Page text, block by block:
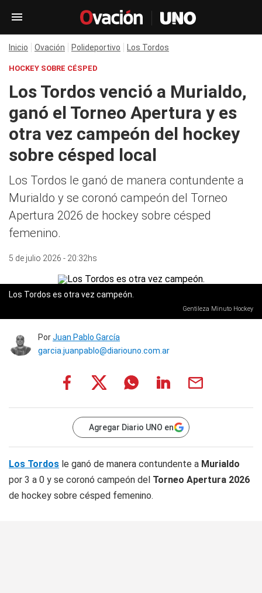
Inicio Ovación Polideportivo Los Tordos
HOCKEY SOBRE CÉSPED
Los Tordos venció a Murialdo,
ganó el Torneo Apertura y es
otra vez campeón del hockey
sobre césped local
Los Tordos le ganó de manera contundente a
Murialdo y se coronó campeón del Torneo
Apertura 2026 de hockey sobre césped
femenino.
5 de julio 2026 - 20:32hs
Los Tordos es otra vez campeón.
Gentileza Minuto Hockey
PorJuan Pablo García
garcia.juanpablo@diariouno.com.ar
Agregar Diario UNO en
Los Tordos le ganó de manera contundente a Murialdo
por 3 a 0 y se coronó campeón del Torneo Apertura 2026
de hockey sobre césped femenino.